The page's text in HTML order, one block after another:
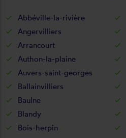
Abbéville-la-rivière
Angervilliers
Arrancourt
Authon-la-plaine
Auvers-saint-georges
Ballainvilliers
Baulne
Blandy
Bois-herpin